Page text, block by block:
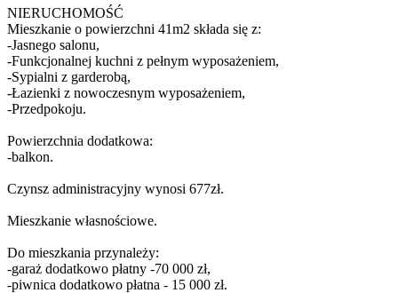
NIERUCHOMOŚĆ
Mieszkanie o powierzchni 41m2 składa się z:
-Jasnego salonu,
-Funkcjonalnej kuchni z pełnym wyposażeniem,
-Sypialni z garderobą,
-Łazienki z nowoczesnym wyposażeniem,
-Przedpokoju.
Powierzchnia dodatkowa:
-balkon.
Czynsz administracyjny wynosi 677zł.
Mieszkanie własnościowe.
Do mieszkania przynależy:
-garaż dodatkowo płatny -70 000 zł,
-piwnica dodatkowo płatna - 15 000 zł.